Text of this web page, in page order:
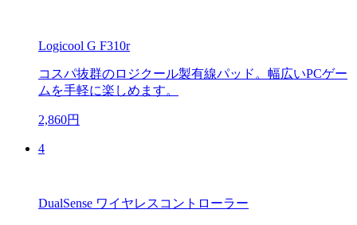
Logicool G F310r
コスパ抜群のロジクール製有線パッド。幅広いPCゲー
ムを手軽に楽しめます。
2,860円
4
DualSense ワイヤレスコントローラー